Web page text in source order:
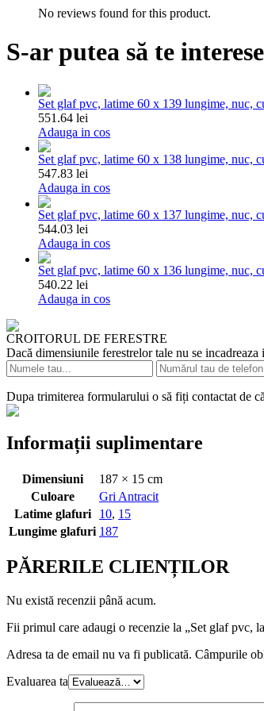
No reviews found for this product.
S-ar putea să te
Set glaf pvc, latime 60 x 139 lungime, nuc,
551.64 lei
Adauga in cos
Set glaf pvc, latime 60 x 138 lungime, nuc,
547.83 lei
Adauga in cos
Set glaf pvc, latime 60 x 137 lungime, nuc,
544.03 lei
Adauga in cos
Set glaf pvc, latime 60 x 136 lungime, nuc,
540.22 lei
Adauga in cos
CROITORUL DE FERESTRE
Dacă dimensiunile ferestrelor tale nu se
Dupa trimiterea formularului o să fiți contactat de
Informații suplimentare
Dimensiuni
187 × 15 cm
Culoare
Gri Antracit
Latime glafuri
10, 15
Lungime glafuri 187
PĂRERILE CLIENȚILOR
Nu există recenzii până acum.
Fii primul care adaugi o recenzie la „Set glaf pvc,
Adresa ta de email nu va fi publicată. Câmpurile
Evaluarea ta